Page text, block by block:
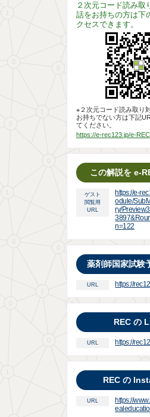
２次元コード読み取
話をお持ちの方は下
クセスできます。
※２次元コード読み取り
お持ちでない方は下記
てください。
https://e-rec123.jp/e-
この解説を e-
ゲスト
閲覧用
URL
https://e-
odule/
ry/
n=122
薬剤師国家試験
URL https://
REC の
URL https://
REC の
URL
https://